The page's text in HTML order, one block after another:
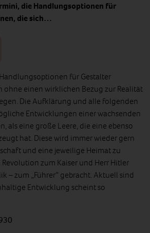
die Handlungsoptionen für
die sich…
für Gestalter
ohne einen wirklichen Bezug zur Realität
Die Aufklärung und alle folgenden
Entwicklungen einer wachsenden
als eine große Leere, die eine ebenso
hat. Diese wird immer wieder gern
und eine jeweilige Heimat zu
zum Kaiser und Herr Hitler
– zum „Führer“ gebracht. Aktuell sind
Entwicklung scheint so